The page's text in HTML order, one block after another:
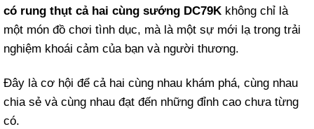
có rung thụt cả hai cùng sướng DC79K không chỉ là
một món đồ chơi tình dục, mà là một sự mới lạ trong trải
nghiệm khoái cảm của bạn và người thương.
Đây là cơ hội để cả hai cùng nhau khám phá, cùng nhau
chia sẻ và cùng nhau đạt đến những đỉnh cao chưa từng
có.